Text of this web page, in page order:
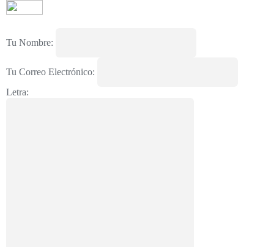
Tu Nombre:
Tu Correo Electrónico:
Letra: